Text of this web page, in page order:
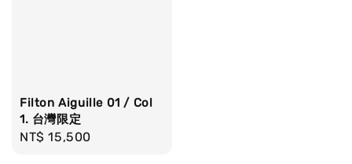
Filton Aiguille 01 / Col
1. 台灣限定
Regular
NT$ 15,500